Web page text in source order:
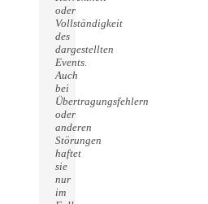
oder
Vollständigkeit
des
dargestellten
Events.
Auch
bei
Übertragungsfehlern
oder
anderen
Störungen
haftet
sie
nur
im